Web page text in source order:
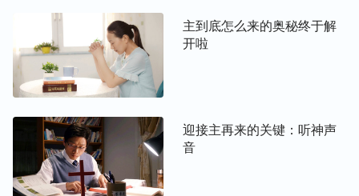
真道得注重听神的声音，从神的说话、作工来寻求神
的显现。因为是真道肯定就有真理的发表，有神的发
声说话。
我们都知道主末世还要再来，圣经早已预言：“
哪，我站在门外叩门，若有听见我声音就开门的，我
要进到他那里去，我与他，他与我，一同坐席。
（启示录3:20）“我还有好些事要告诉你们，但你们现
主到底怎么来的奥秘终于解
开啦
迎接主再来的关键：听神声
音